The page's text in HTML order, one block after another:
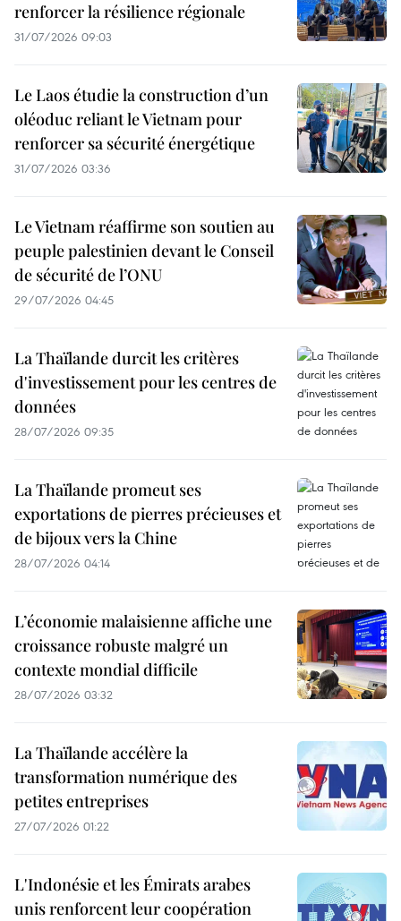
renforcer la résilience régionale
31/07/2026 09:03
Le Laos étudie la construction d’un
oléoduc reliant le Vietnam pour
renforcer sa sécurité énergétique
31/07/2026 03:36
Le Vietnam réaffirme son soutien au
peuple palestinien devant le Conseil
de sécurité de l’ONU
29/07/2026 04:45
La Thaïlande durcit les critères
d'investissement pour les centres de
données
28/07/2026 09:35
La Thaïlande promeut ses
exportations de pierres précieuses et
de bijoux vers la Chine
28/07/2026 04:14
L’économie malaisienne affiche une
croissance robuste malgré un
contexte mondial difficile
28/07/2026 03:32
La Thaïlande accélère la
transformation numérique des
petites entreprises
27/07/2026 01:22
L'Indonésie et les Émirats arabes
unis renforcent leur coopération